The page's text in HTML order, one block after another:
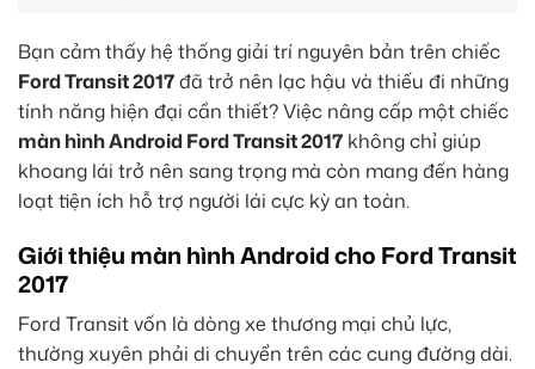
Bạn cảm thấy hệ thống giải trí nguyên bản trên chiếc
Ford Transit 2017đã trở nên lạc hậu và thiếu đi những
tính năng hiện đại cần thiết? Việc nâng cấp một chiếc
màn hình Android Ford Transit 2017 không chỉ giúp
khoang lái trở nên sang trọng mà còn mang đến hàng
loạt tiện ích hỗ trợ người lái cực kỳ an toàn.
Giới thiệu màn hình Android cho Ford Transit
2017
Ford Transit vốn là dòng xe thương mại chủ lực,
thường xuyên phải di chuyển trên các cung đường dài.